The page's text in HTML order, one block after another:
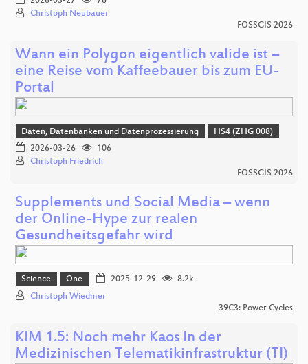
Christoph Neubauer
FOSSGIS 2026
Wann ein Polygon eigentlich valide ist –
eine Reise vom Kaffeebauer bis zum EU-
Portal
Daten, Datenbanken und Datenprozessierung
HS4 (ZHG 008)
2026-03-26
106
Christoph Friedrich
FOSSGIS 2026
Supplements und Social Media – wenn
der Online-Hype zur realen
Gesundheitsgefahr wird
Science One 2025-12-29
8.2k
Christoph Wiedmer
39C3: Power Cycles
KIM 1.5: Noch mehr Kaos In der
Medizinischen Telematikinfrastruktur (TI)